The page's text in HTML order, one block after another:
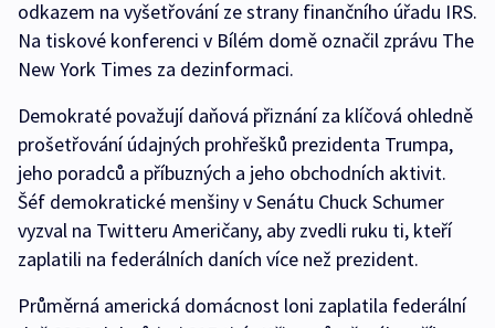
odkazem na vyšetřování ze strany finančního úřadu IRS.
Na tiskové konferenci v Bílém domě označil zprávu The
New York Times za dezinformaci.
Demokraté považují daňová přiznání za klíčová ohledně
prošetřování údajných prohřešků prezidenta Trumpa,
jeho poradců a příbuzných a jeho obchodních aktivit.
Šéf demokratické menšiny v Senátu Chuck Schumer
vyzval na Twitteru Američany, aby zvedli ruku ti, kteří
zaplatili na federálních daních více než prezident.
Průměrná americká domácnost loni zaplatila federální